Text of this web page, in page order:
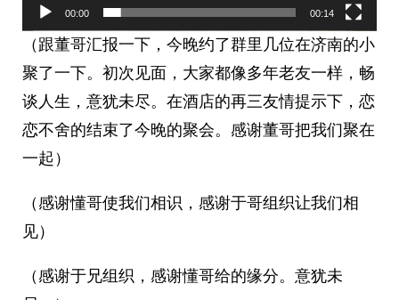
00:00 00:14
（跟董哥汇报一下，今晚约了群里几位在济南的小
聚了一下。初次见面，大家都像多年老友一样，畅
谈人生，意犹未尽。在酒店的再三友情提示下，恋
恋不舍的结束了今晚的聚会。感谢董哥把我们聚在
一起）
（感谢懂哥使我们相识，感谢于哥组织让我们相
见）
（感谢于兄组织，感谢懂哥给的缘分。意犹未